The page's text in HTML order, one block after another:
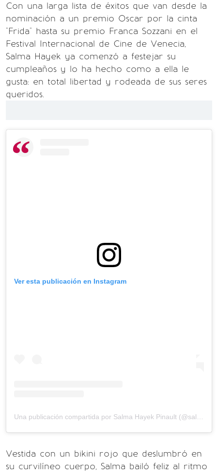
Con una larga lista de éxitos que van desde la
nominación a un premio Oscar por la cinta
"Frida" hasta su premio Franca Sozzani en el
Festival Internacional de Cine de Venecia,
Salma Hayek ya comenzó a festejar su
cumpleaños y lo ha hecho como a ella le
gusta: en total libertad y rodeada de sus seres
queridos.
Ver esta publicación en Instagram
Vestida con un bikini rojo que deslumbró en
su curvilíneo cuerpo, Salma bailó feliz al ritmo